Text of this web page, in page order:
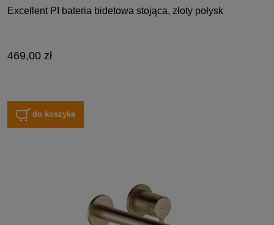
Excellent PI bateria bidetowa stojąca, złoty połysk
469,00 zł
do koszyka